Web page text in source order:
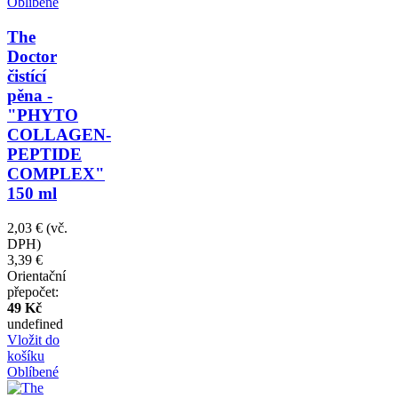
The
Doctor
čistící
pěna -
"PHYTO
COLLAGEN-
PEPTIDE
COMPLEX"
150 ml
2,03 € (vč.
DPH)
3,39 €
Orientační
přepočet:
49 Kč
undefined
Vložit do
košíku
Oblíbené